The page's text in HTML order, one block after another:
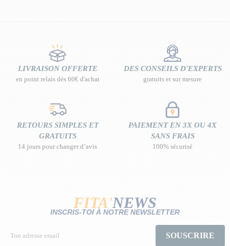
LIVRAISON OFFERTE
en point relais dès 60€ d'achat
DES CONSEILS D'EXPERTS
gratuits et sur mesure
RETOURS SIMPLES ET
GRATUITS
14 jours pour changer d’avis
PAIEMENT EN 3X OU 4X
SANS FRAIS
100% sécurisé
FITA'NEWS
INSCRIS-TOI À NOTRE NEWSLETTER
SOUSCRIRE